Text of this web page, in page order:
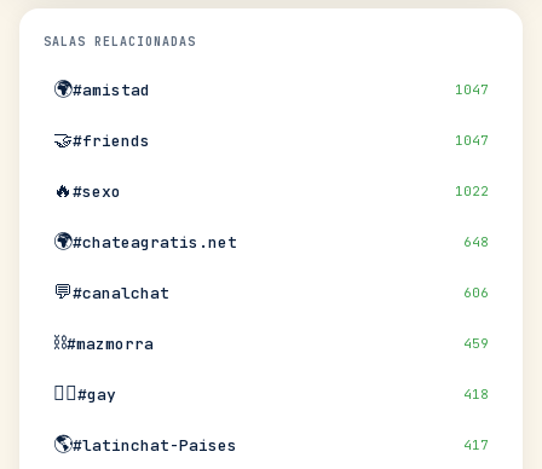
SALAS RELACIONADAS
🌍#amistad 1047
🤝#friends 1047
🔥#sexo 1022
🌍#chateagratis.net 648
💬#canalchat 606
⛓️#mazmorra 459
🏳️‍🌈#gay 418
🌎#latinchat-Paises 417